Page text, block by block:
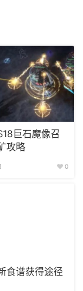
巨石魔像召
攻略
0
食谱获得途径